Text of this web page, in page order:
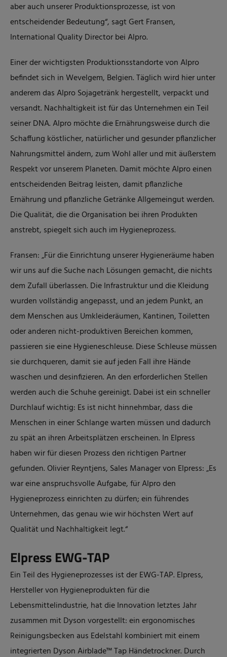
aber auch unserer Produktionsprozesse, ist von
entscheidender Bedeutung“, sagt Gert Fransen,
International Quality Director bei Alpro.
Einer der wichtigsten Produktionsstandorte von Alpro
befindet sich in Wevelgem, Belgien. Täglich wird hier unter
anderem das Alpro Sojagetränk hergestellt, verpackt und
versandt. Nachhaltigkeit ist für das Unternehmen ein Teil
seiner DNA. Alpro möchte die Ernährungsweise durch die
Schaffung köstlicher, natürlicher und gesunder pflanzlicher
Nahrungsmittel ändern, zum Wohl aller und mit äußerstem
Respekt vor unserem Planeten. Damit möchte Alpro einen
entscheidenden Beitrag leisten, damit pflanzliche
Ernährung und pflanzliche Getränke Allgemeingut werden.
Die Qualität, die die Organisation bei ihren Produkten
anstrebt, spiegelt sich auch im Hygieneprozess.
Fransen: „Für die Einrichtung unserer Hygieneräume haben
wir uns auf die Suche nach Lösungen gemacht, die nichts
dem Zufall überlassen. Die Infrastruktur und die Kleidung
wurden vollständig angepasst, und an jedem Punkt, an
dem Menschen aus Umkleideräumen, Kantinen, Toiletten
oder anderen nicht-produktiven Bereichen kommen,
passieren sie eine Hygieneschleuse. Diese Schleuse müssen
sie durchqueren, damit sie auf jeden Fall ihre Hände
waschen und desinfizieren. An den erforderlichen Stellen
werden auch die Schuhe gereinigt. Dabei ist ein schneller
Durchlauf wichtig: Es ist nicht hinnehmbar, dass die
Menschen in einer Schlange warten müssen und dadurch
zu spät an ihren Arbeitsplätzen erscheinen. In Elpress
haben wir für diesen Prozess den richtigen Partner
gefunden. Olivier Reyntjens, Sales Manager von Elpress: „Es
war eine anspruchsvolle Aufgabe, für Alpro den
Hygieneprozess einrichten zu dürfen; ein führendes
Unternehmen, das genau wie wir höchsten Wert auf
Qualität und Nachhaltigkeit legt.“
Elpress EWG-TAP
Ein Teil des Hygieneprozesses ist der EWG-TAP. Elpress,
Hersteller von Hygieneprodukten für die
Lebensmittelindustrie, hat die Innovation letztes Jahr
zusammen mit Dyson vorgestellt: ein ergonomisches
Reinigungsbecken aus Edelstahl kombiniert mit einem
integrierten Dyson Airblade™ Tap Händetrockner. Durch